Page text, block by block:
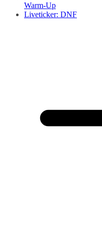
Warm-Up
Liveticker: DNF